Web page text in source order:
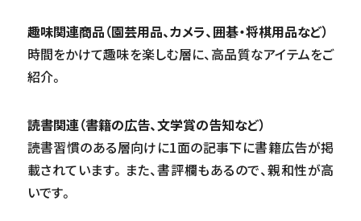
趣味関連商品（園芸用品、カメラ、囲碁・将棋用品など）
時間をかけて趣味を楽しむ層に、高品質なアイテムをご
紹介。
読書関連（書籍の広告、文学賞の告知など）
読書習慣のある層向けに1面の記事下に書籍広告が掲
載されています。また、書評欄もあるので、親和性が高
いです。